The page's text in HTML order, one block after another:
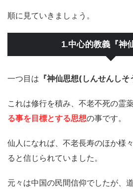
順に見ていきましょう。
1.中心的教義『神
一つ目は 『神仙思想(しんせんしそ
これは修行を積み、不老不死の霊薬
る事を目標とする思想の事です。
仙人になれば、不老長寿のほか様
ると信じられていました。
元々は中国の民間信仰でしたが、